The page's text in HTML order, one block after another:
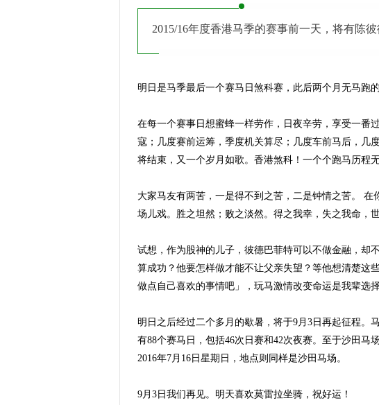
2015/16年度香港马季的赛事前一天，将有陈
明日是马季最后一个赛马日煞科赛，此后两个月无马跑
在每一个赛事日想蜜蜂一样劳作，日夜辛劳，享受一番
寇；几度赛前运筹，季度机关算尽；几度车前马后，
将结束，又一个岁月如歌。香港煞科！一个个跑马历程
大家马友有两苦，一是得不到之苦，二是钟情之苦。
场儿戏。胜之坦然；败之淡然。得之我幸，失之我命，
试想，作为股神的儿子，彼德巴菲特可以不做金融，却
算成功？他要怎样做才能不让父亲失望？等他想清楚这
做点自己喜欢的事情吧」，玩马激情改变命运是我辈选
明日之后经过二个多月的歇暑，将于9月3日再起征程。
有88个赛马日，包括46次日赛和42次夜赛。至于沙田马
2016年7月16日星期日，地点则同样是沙田马场。
9月3日我们再见。明天喜欢莫雷拉坐骑，祝好运！